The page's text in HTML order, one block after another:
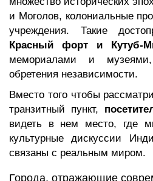
и Моголов, колониальные
учреждения. Такие
Красный форт и Кутуб-
мемориалами и
обретения независимости.
Вместо того чтобы
транзитный пункт,
видеть в нем место, где
культурные дискуссии
связаны с реальным миром.
Города, отражающие